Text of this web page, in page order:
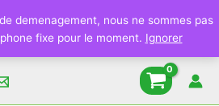
demenagement, nous ne sommes pas
fixe pour le moment. Ignorer